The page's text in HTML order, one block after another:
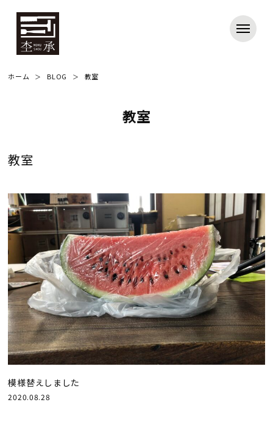
ホーム BLOG 教室
教室
教室
模様替えしました
2020.08.28